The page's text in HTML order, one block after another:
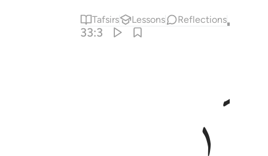
Tafsirs Lessons Reflections
33:3